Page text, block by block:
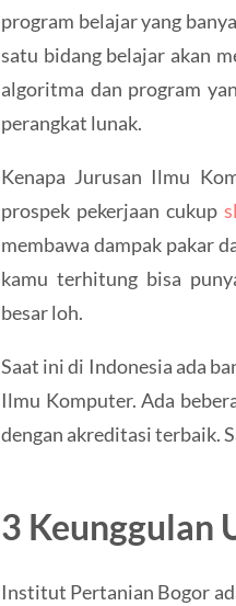
program belajar yang
satu bidang belajar akan
algoritma dan program
perangkat lunak.
Kenapa Jurusan Ilmu
prospek pekerjaan cukup
membawa dampak pakar
kamu terhitung bisa
besar loh.
Saat ini di Indonesia ada
Ilmu Komputer. Ada
dengan akreditasi terbaik.
3 Keunggulan
Institut Pertanian Bogor